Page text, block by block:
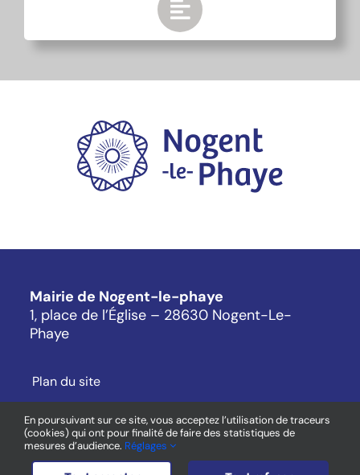
Mairie de Nogent-le-phaye
1, place de l’Église – 28630 Nogent-Le-
Phaye
Plan du site
Cookies
Contact
En poursuivant sur ce site, vous acceptez l’utilisation de traceurs
(cookies) qui ont pour finalité de faire des statistiques de
mesures d’audience. Réglages